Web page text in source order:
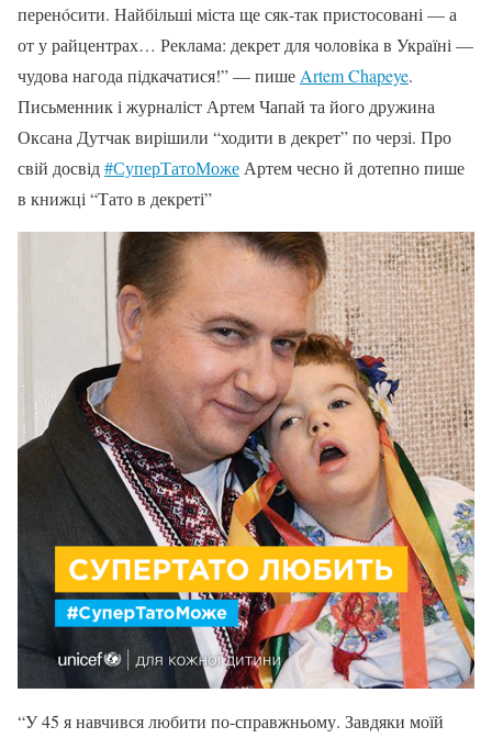
перенóсити. Найбільші міста ще сяк-так пристосовані — а
от у райцентрах… Реклама: декрет для чоловіка в Україні —
чудова нагода підкачатися!” — пише Artem Chapeye.
Письменник і журналіст Артем Чапай та його дружина
Оксана Дутчак вирішили “ходити в декрет” по черзі. Про
свій досвід#СуперТатоМоже Артем чесно й дотепно пише
в книжці “Тато в декреті”
“У 45 я навчився любити по-справжньому. Завдяки моїй